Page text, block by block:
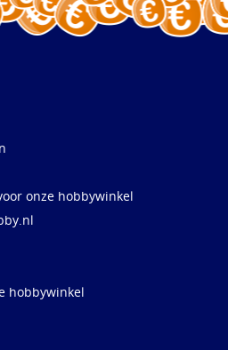
onze hobbywinkel
hobbywinkel